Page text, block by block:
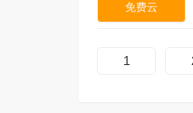
免费云
1